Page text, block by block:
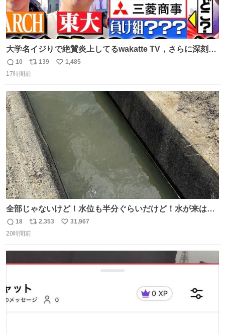
大学名イジりで絶賛炎上してるwakatte TV，さらに深刻な
問題はこっちでは？ ・都内の特定企業に入るのを極度に推
奨し，それ以外の地域で堅実に生きるのを周縁化する ・恋
化する ・院生が研究環境を求め他大学に移るのを批判する
過去例↓
返
信
10
リ
ポ
ト
数
139
い
1,485
17時間前
全部じゃないけど！水位も半分ぐらいだけど！水が来はじ
めたよ！！！ 作業してくれた方々ありがとーーー
ー！！！！！！！！！！！！！！！！！！！！！！！！！
返
信
18
リ
ポ
2,353
い
31,967
20時間前